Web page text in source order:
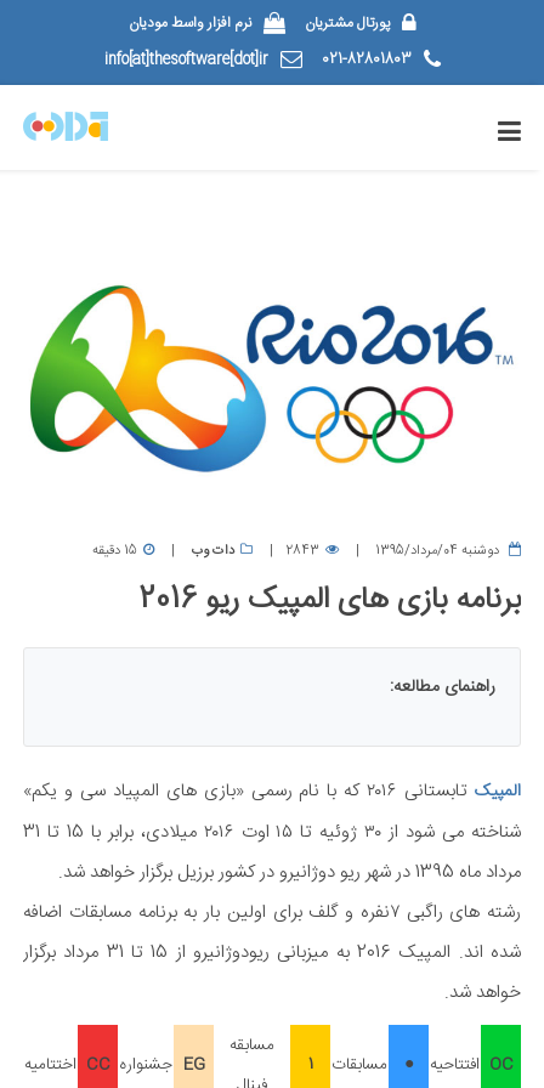
پورتال مشتریان
نرم افزار واسط مودیان
021-82801803
info[at]thesoftware[dot]ir
دوشنبه 04/مرداد/1395 2843 دات وب 15 دقیقه
برنامه بازی های المپیک ریو 2016
راهنمای مطالعه:
المپیک
تابستانی ۲۰۱۶ که با نام رسمی «بازی های المپیاد سی و یکم»
شناخته می شود از ۳۰ ژوئیه تا ۱۵ اوت ۲۰۱۶ میلادی، برابر با 15 تا 31
مرداد ماه 1395 در شهر ریو دوژانیرو در کشور برزیل برگزار خواهد شد.
رشته های راگبی ۷نفره و گلف برای اولین بار به برنامه مسابقات اضافه
شده اند. المپیک 2016 به میزبانی ریودوژانیرو از 15 تا 31 مرداد برگزار
خواهد شد.
OC افتتاحیه ● مسابقات 1
مسابقه
EG جشنواره CC اختتامیه